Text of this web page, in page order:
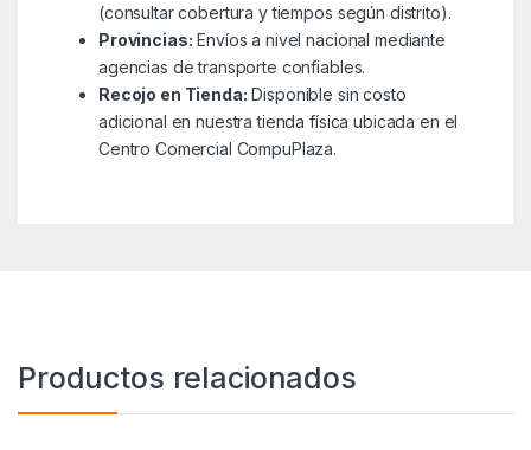
(consultar cobertura y tiempos según distrito).
Provincias: Envíos a nivel nacional mediante
agencias de transporte confiables.
Recojo en Tienda: Disponible sin costo
adicional en nuestra tienda física ubicada en el
Centro Comercial CompuPlaza.
Productos relacionados